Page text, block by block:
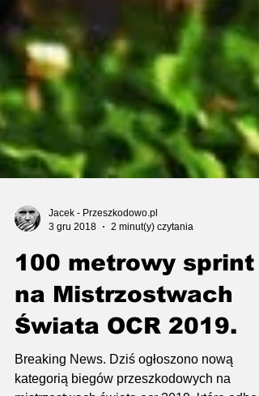
3 gru 2018
2 minut(y) czytania
100 metrowy sprint
na Mistrzostwach
Świata OCR 2019.
Breaking News. Dziś ogłoszono nową